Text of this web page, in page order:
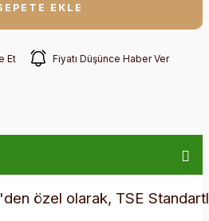
EKLE
Et Fiyatı Düşünce Haber Ver
özel olarak, TSE